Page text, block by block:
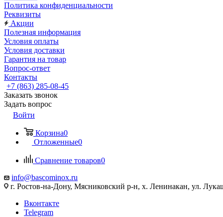
Политика конфиденциальности
Реквизиты
Акции
Полезная информация
Условия оплаты
Условия доставки
Гарантия на товар
Вопрос-ответ
Контакты
+7 (863) 285-08-45
Заказать звонок
Задать вопрос
Войти
Корзина0
Отложенные0
Сравнение товаров0
info@bascominox.ru
г. Ростов-на-Дону, Мясниковский р-н, х. Ленинакан, ул.
Вконтакте
Telegram